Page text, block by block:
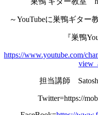
～YouTubeに巣鴨ギター
『巣鴨
https://www.youtube.com/
担当講師
Twitter=https://